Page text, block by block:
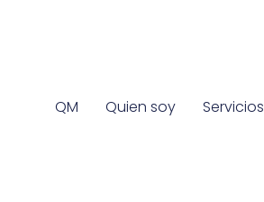
QM Quien soy Servicios